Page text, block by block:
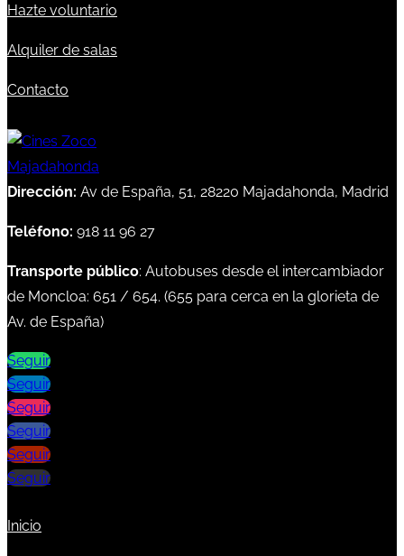
Hazte voluntario
Alquiler de salas
Contacto
Dirección: Av de España, 51, 28220 Majadahonda, Madrid
Teléfono: 918 11 96 27
Transporte público: Autobuses desde el intercambiador
de Moncloa: 651 / 654. (655 para cerca en la glorieta de
Av. de España)
Seguir
Seguir
Seguir
Seguir
Seguir
Seguir
Inicio